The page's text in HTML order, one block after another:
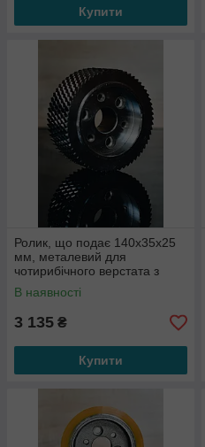
Купити
Ролик, що подає 140x35x25
мм, металевий для
чотирибічного верстата з
болтовим кріпленням
В наявності
3 135 ₴
Купити